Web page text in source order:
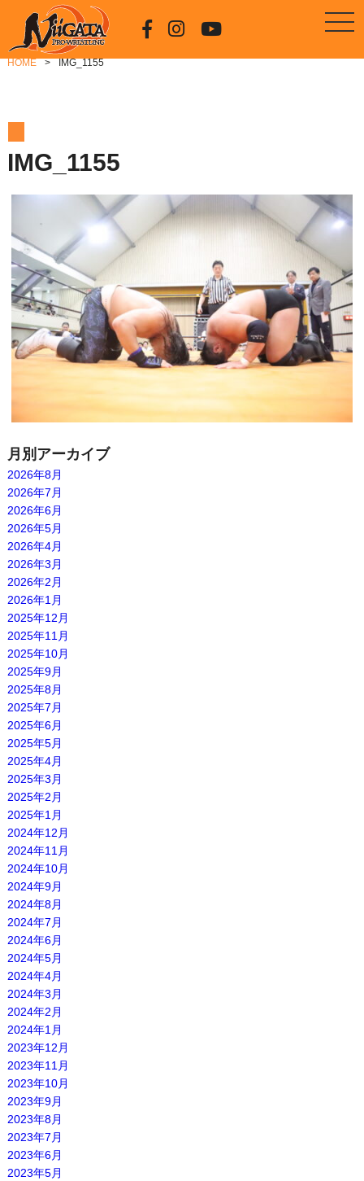
HOME IMG_1155
IMG_1155
月別アーカイブ
2026年8月
2026年7月
2026年6月
2026年5月
2026年4月
2026年3月
2026年2月
2026年1月
2025年12月
2025年11月
2025年10月
2025年9月
2025年8月
2025年7月
2025年6月
2025年5月
2025年4月
2025年3月
2025年2月
2025年1月
2024年12月
2024年11月
2024年10月
2024年9月
2024年8月
2024年7月
2024年6月
2024年5月
2024年4月
2024年3月
2024年2月
2024年1月
2023年12月
2023年11月
2023年10月
2023年9月
2023年8月
2023年7月
2023年6月
2023年5月